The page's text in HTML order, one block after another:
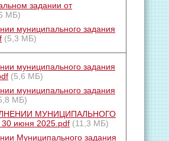
задании от
МБ)
муниципального задания
(5,3 МБ)
муниципального задания
(5,6 МБ)
муниципального задания
МБ)
МУНИЦИПАЛЬНОГО
июня 2025.pdf (11,3 МБ)
Муниципального задания